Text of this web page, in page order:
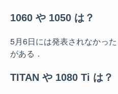
1060 や 1050 は？
5月6日には発表されなかっ
がある．
TITAN や 1080 Ti は？